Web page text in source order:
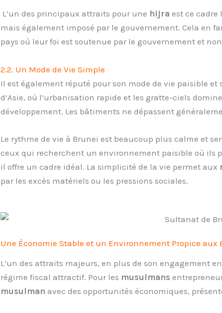
L’un des principaux attraits pour une hijraest ce
mais également imposé par le gouvernement. Cela en
pays où leur foi est soutenue par le gouvernement et
2.2. Un Mode de Vie Simple
Il est également réputé pour son mode de vie paisible
d’Asie, où l’urbanisation rapide et les gratte-ciels
développement. Les bâtiments ne dépassent
Le rythme de vie à Brunei est beaucoup plus calme et
ceux qui recherchent un environnement paisible où ils
il offre un cadre idéal. La simplicité de la vie permet aux
par les excès matériels ou les pressions sociales.
Une Économie Stable et un Environnement Propice aux
L’un des attraits majeurs, en plus de son engagement
régime fiscal attractif. Pour les musulmans
musulman avec des opportunités économiques,